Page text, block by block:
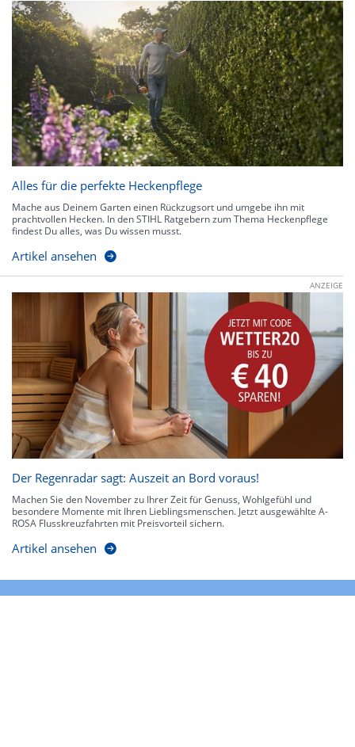
Alles für die perfekte Heckenpflege
Mache aus Deinem Garten einen Rückzugsort und umgebe ihn mit
prachtvollen Hecken. In den STIHL Ratgebern zum Thema Heckenpflege
findest Du alles, was Du wissen musst.
Artikel ansehen
ANZEIGE
Der Regenradar sagt: Auszeit an Bord voraus!
Machen Sie den November zu Ihrer Zeit für Genuss, Wohlgefühl und
besondere Momente mit Ihren Lieblingsmenschen. Jetzt ausgewählte A-
ROSA Flusskreuzfahrten mit Preisvorteil sichern.
Artikel ansehen